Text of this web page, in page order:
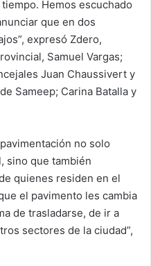
Hemos escuchado
que en dos
expresó Zdero,
Samuel Vargas;
Juan Chaussivert y
Sameep; Carina Batalla y
no solo
sino que también
quienes residen en el
el pavimento les cambia
de trasladarse, de ir a
sectores de la ciudad”,